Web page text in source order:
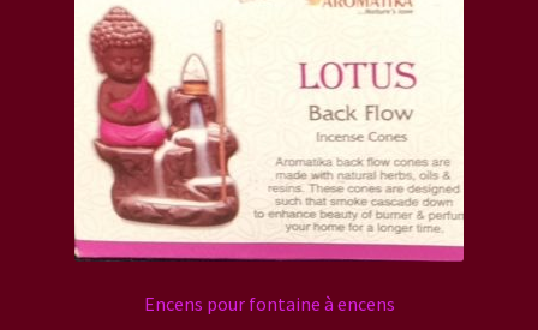
Encens pour fontaine à encens